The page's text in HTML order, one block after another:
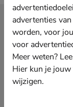
advertenties
worden, voor
voor
Meer weten?
Hier kun je
wijzigen.